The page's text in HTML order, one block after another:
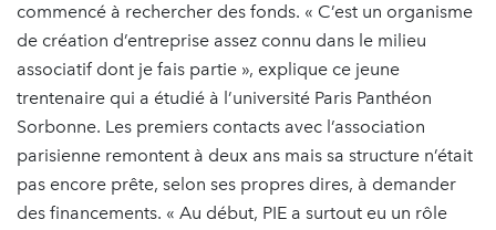
commencé à rechercher des fonds. « C’est un organisme
de création d’entreprise assez connu dans le milieu
associatif dont je fais partie », explique ce jeune
trentenaire qui a étudié à l’université Paris Panthéon
Sorbonne. Les premiers contacts avec l’association
parisienne remontent à deux ans mais sa structure n’était
pas encore prête, selon ses propres dires, à demander
des financements. « Au début, PIE a surtout eu un rôle